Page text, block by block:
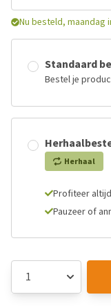
Nu besteld, maandag
Standaard
Bestel je
Herhaal
Profiteer
Pauzeer of